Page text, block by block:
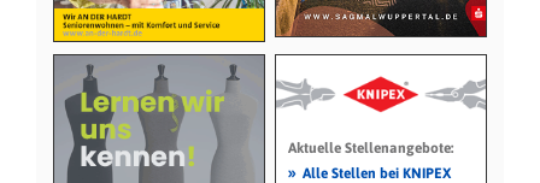
Aktuelle Stellenangebote:
» Alle Stellen bei KNIPEX